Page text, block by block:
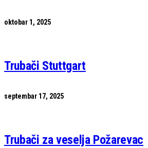
oktobar 1, 2025
Trubači Stuttgart
septembar 17, 2025
Trubači za veselja Požarevac